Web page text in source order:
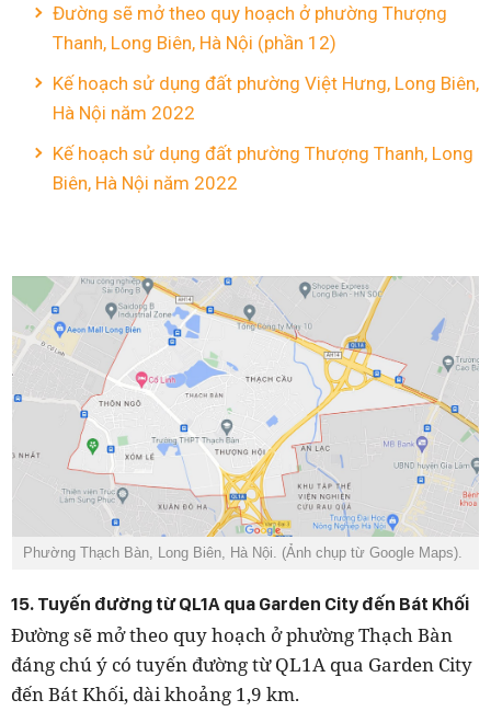
Đường sẽ mở theo quy hoạch ở phường Thượng
Thanh, Long Biên, Hà Nội (phần 12)
Kế hoạch sử dụng đất phường Việt Hưng, Long Biên,
Hà Nội năm 2022
Kế hoạch sử dụng đất phường Thượng Thanh, Long
Biên, Hà Nội năm 2022
Phường Thạch Bàn, Long Biên, Hà Nội. (Ảnh chụp từ Google Maps).
15. Tuyến đường từ QL1A qua Garden City đến Bát Khối
Đường sẽ mở theo quy hoạch ở phường Thạch Bàn
đáng chú ý có tuyến đường từ QL1A qua Garden City
đến Bát Khối, dài khoảng 1,9 km.